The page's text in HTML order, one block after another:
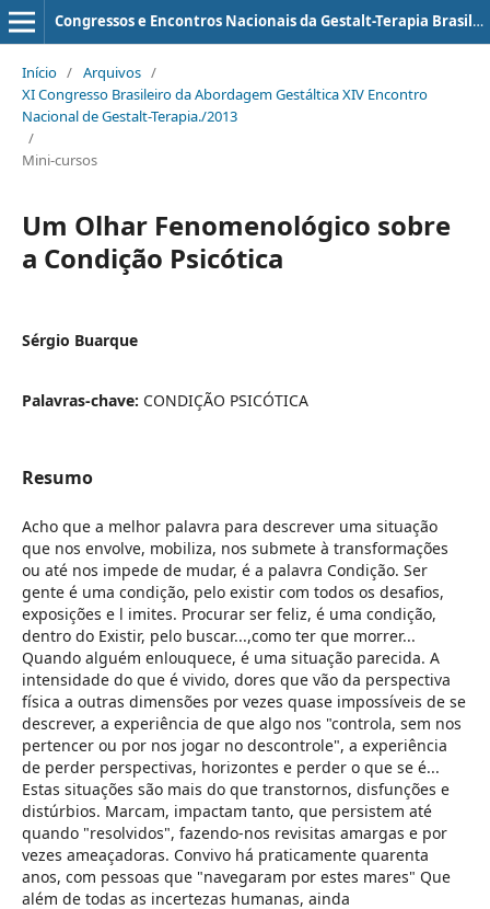
Congressos e Encontros Nacionais da Gestalt-Terapia Brasileira (ISSN: 2179-5673)
Início / Arquivos /
XI Congresso Brasileiro da Abordagem Gestáltica XIV Encontro
Nacional de Gestalt-Terapia./2013
/
Mini-cursos
Um Olhar Fenomenológico sobre
a Condição Psicótica
Sérgio Buarque
Palavras-chave: CONDIÇÃO PSICÓTICA
Resumo
Acho que a melhor palavra para descrever uma situação
que nos envolve, mobiliza, nos submete à transformações
ou até nos impede de mudar, é a palavra Condição. Ser
gente é uma condição, pelo existir com todos os desafios,
exposições e l imites. Procurar ser feliz, é uma condição,
dentro do Existir, pelo buscar...,como ter que morrer...
Quando alguém enlouquece, é uma situação parecida. A
intensidade do que é vivido, dores que vão da perspectiva
física a outras dimensões por vezes quase impossíveis de se
descrever, a experiência de que algo nos "controla, sem nos
pertencer ou por nos jogar no descontrole", a experiência
de perder perspectivas, horizontes e perder o que se é...
Estas situações são mais do que transtornos, disfunções e
distúrbios. Marcam, impactam tanto, que persistem até
quando "resolvidos", fazendo-nos revisitas amargas e por
vezes ameaçadoras. Convivo há praticamente quarenta
anos, com pessoas que "navegaram por estes mares" Que
além de todas as incertezas humanas, ainda